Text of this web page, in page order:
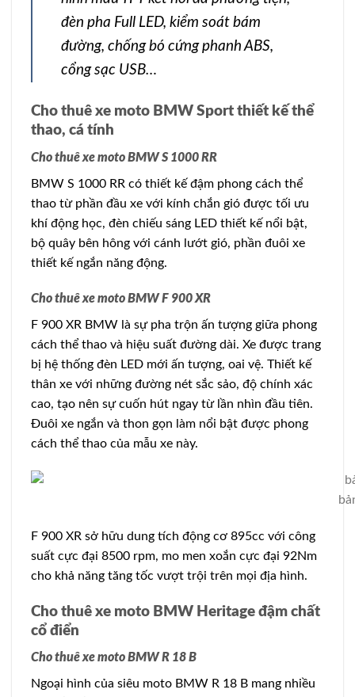
đèn pha Full LED, kiểm soát bám
đường, chống bó cứng phanh ABS,
cổng sạc USB…
Cho thuê xe moto BMW Sport thiết kế thể
thao, cá tính
Cho thuê xe moto BMW S 1000 RR
BMW S 1000 RR có thiết kế đậm phong cách thể
thao từ phần đầu xe với kính chắn gió được tối ưu
khí động học, đèn chiếu sáng LED thiết kế nổi bật,
bộ quây bên hông với cánh lướt gió, phần đuôi xe
thiết kế ngắn năng động.
Cho thuê xe moto BMW F 900 XR
F 900 XR BMW là sự pha trộn ấn tượng giữa phong
cách thể thao và hiệu suất đường dài. Xe được trang
bị hệ thống đèn LED mới ấn tượng, oai vệ. Thiết kế
thân xe với những đường nét sắc sảo, độ chính xác
cao, tạo nên sự cuốn hút ngay từ lần nhìn đầu tiên.
Đuôi xe ngắn và thon gọn làm nổi bật được phong
cách thể thao của mẫu xe này.
F 900 XR sở hữu dung tích động cơ 895cc với công
suất cực đại 8500 rpm, mo men xoắn cực đại 92Nm
cho khả năng tăng tốc vượt trội trên mọi địa hình.
Cho thuê xe moto BMW Heritage đậm chất
cổ điển
Cho thuê xe moto BMW R 18 B
Ngoại hình của siêu moto BMW R 18 B mang nhiều